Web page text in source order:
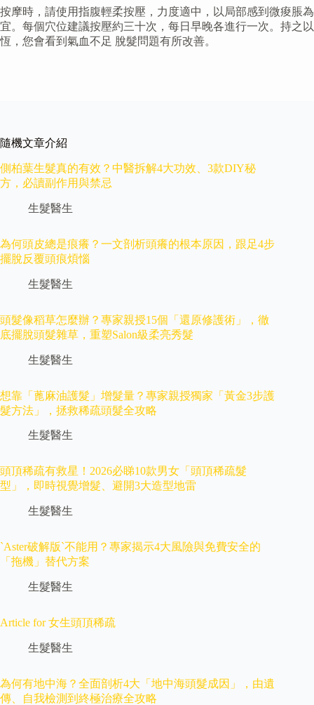
按摩時，請使用指腹輕柔按壓，力度適中，以局部感到微痠脹為
宜。每個穴位建議按壓約三十次，每日早晚各進行一次。持之以
恆，您會看到氣血不足 脫髮問題有所改善。
隨機文章介紹
側柏葉生髮真的有效？中醫拆解4大功效、3款DIY秘
方，必讀副作用與禁忌
生髮醫生
為何頭皮總是痕癢？一文剖析頭癢的根本原因，跟足4步
擺脫反覆頭痕煩惱
生髮醫生
頭髮像稻草怎麼辦？專家親授15個「還原修護術」，徹
底擺脫頭髮雜草，重塑Salon級柔亮秀髮
生髮醫生
想靠「蓖麻油護髮」增髮量？專家親授獨家「黃金3步護
髮方法」，拯救稀疏頭髮全攻略
生髮醫生
頭頂稀疏有救星！2026必睇10款男女「頭頂稀疏髮
型」，即時視覺增髮、避開3大造型地雷
生髮醫生
`Aster破解版`不能用？專家揭示4大風險與免費安全的
「拖機」替代方案
生髮醫生
Article for 女生頭頂稀疏
生髮醫生
為何有地中海？全面剖析4大「地中海頭髮成因」，由遺
傳、自我檢測到終極治療全攻略